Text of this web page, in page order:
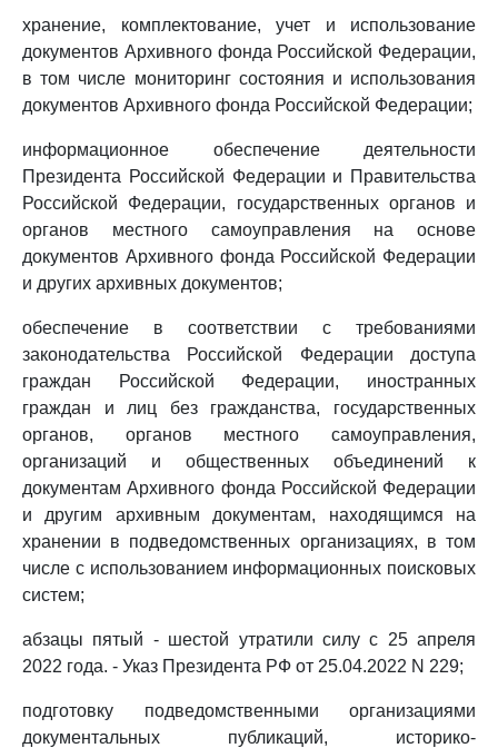
хранение, комплектование, учет и использование
документов Архивного фонда Российской Федерации,
в том числе мониторинг состояния и использования
документов Архивного фонда Российской Федерации;
информационное обеспечение деятельности
Президента Российской Федерации и Правительства
Российской Федерации, государственных органов и
органов местного самоуправления на основе
документов Архивного фонда Российской Федерации
и других архивных документов;
обеспечение в соответствии с требованиями
законодательства Российской Федерации доступа
граждан Российской Федерации, иностранных
граждан и лиц без гражданства, государственных
органов, органов местного самоуправления,
организаций и общественных объединений к
документам Архивного фонда Российской Федерации
и другим архивным документам, находящимся на
хранении в подведомственных организациях, в том
числе с использованием информационных поисковых
систем;
абзацы пятый - шестой утратили силу с 25 апреля
2022 года. - Указ Президента РФ от 25.04.2022 N 229;
подготовку подведомственными организациями
документальных публикаций, историко-